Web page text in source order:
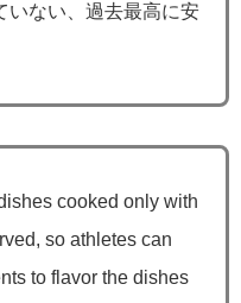
いない、過去最高に安
cooked only with
so athletes can
to flavor the dishes